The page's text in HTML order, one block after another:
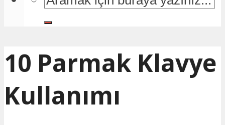
10 Parmak Klavye
Kullanımı